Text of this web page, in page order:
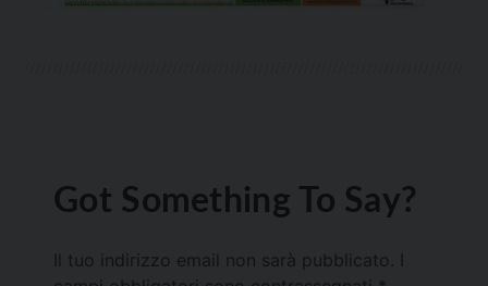
Got Something To Say?
Il tuo indirizzo email non sarà pubblicato.